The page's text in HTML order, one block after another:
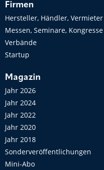
Firmen
Hersteller, Händler, Vermieter
Messen, Seminare, Kongresse
Verbände
Startup
Magazin
Jahr 2026
Jahr 2024
Jahr 2022
Jahr 2020
Jahr 2018
Sonderveröffentlichungen
Mini-Abo